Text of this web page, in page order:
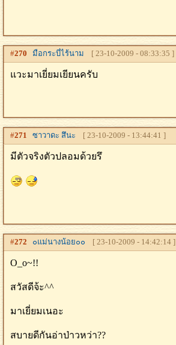
#270 มือกระบี่ไร้นาม [ 23-10-2009 - 08:33:35 ]
แวะมาเยี่ยมเยียนครับ
#271 ซาวาดะ สึนะ [ 23-10-2009 - 13:44:41 ]
มีตัวจริงตัวปลอมด้วยรึ
#272 ๐แม่นางน้อย๐๐ [ 23-10-2009 - 14:42:14 ]
O_o~!!
สวัสดีจ้ะ^^
มาเยี่ยมเนอะ
สบายดีกันอ่าป่าวหว่า??